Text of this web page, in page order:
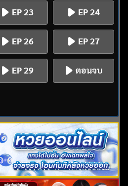
EP 23 EP 24
EP 26 EP 27
EP 29 ตอนจบ